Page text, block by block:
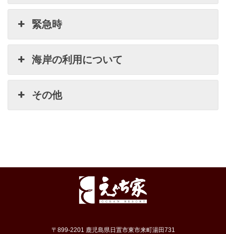
緊急時
海岸の利用について
その他
〒899-2201 鹿児島県日置市東市来町湯田731